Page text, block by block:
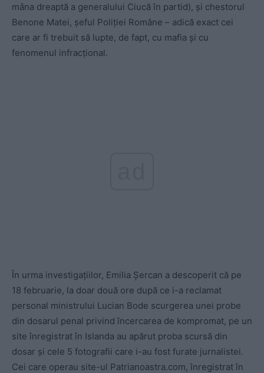
mâna dreaptă a generalului Ciucă în partid), și chestorul
Benone Matei, șeful Poliției Române – adică exact cei
care ar fi trebuit să lupte, de fapt, cu mafia și cu
fenomenul infracțional.
În urma investigațiilor, Emilia Șercan a descoperit că pe
18 februarie, la doar două ore după ce i-a reclamat
personal ministrului Lucian Bode scurgerea unei probe
din dosarul penal privind încercarea de kompromat, pe un
site înregistrat în Islanda au apărut proba scursă din
dosar și cele 5 fotografii care i-au fost furate jurnalistei.
Cei care operau site-ul Patrianoastra.com, înregistrat în